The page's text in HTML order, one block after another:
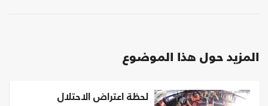
المزيد حول هذا الموضوع
لحظة اعتراض الاحتلال